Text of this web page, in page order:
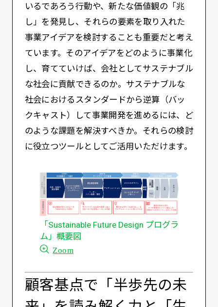
いるであろう行動や、新たな価値観の「兆
し」を発見し、それらの要素を取り入れた
事業アイデアを検討することも重要だと考え
ています。そのアイデアをどのように事業化
し、育てていけば、会社としてサステナブル
な社会に貢献できるのか。サステナブルな
社会におけるスタンダードから逆算（バッ
クキャスト）して事業開発を進めるには、ど
のような課題を解決すべきか。それらの検討
に役立つツールとしてご活用いただけます。
「Sustainable Future Design プログラ
ム」概要図
Zoom
顧客基点で「半歩先の未